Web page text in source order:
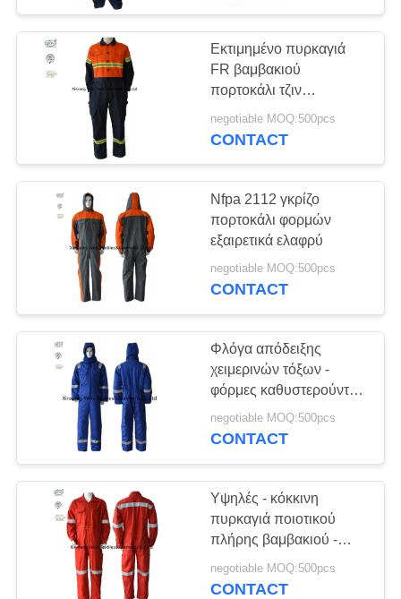
SITEMAP
PRIVACY
POLICY
Εκτιμημένο πυρκαγιά
FR βαμβακιού
πορτοκάλι τζιν
βαμβακιού φορμών
δίχρωμο μπλε ναυτικό
negotiable MOQ:500pcs
CONTACT
Nfpa 2112 γκρίζο
πορτοκάλι φορμών
εξαιρετικά ελαφρύ
negotiable MOQ:500pcs
CONTACT
Φλόγα απόδειξης
χειμερινών τόξων -
φόρμες καθυστερούντω
με τα θερμά γεμισμένα
βαμβάκι ενδύματα
negotiable MOQ:500pcs
CONTACT
Υψηλές - κόκκινη
πυρκαγιά ποιοτικού
πλήρης βαμβακιού -
φόρμες καθυστερούντω/
φόρμες ασφάλειας FR
negotiable MOQ:500pcs
CONTACT